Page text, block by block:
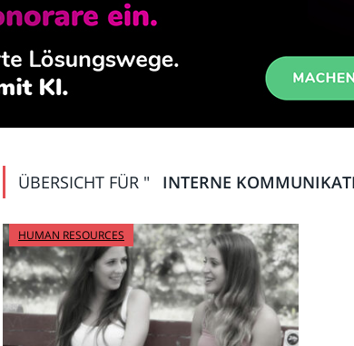
ÜBERSICHT FÜR " INTERNE
HUMAN RESOURCES